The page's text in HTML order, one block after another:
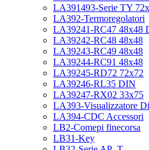
LA391493-Serie TY
LA392-Termoregolatori
LA39241-RC47 48x48
LA39242-RC48 48x48
LA39243-RC49 48x48
LA39244-RC91 48x48
LA39245-RD72 72x72
LA39246-RL35 DIN
LA39247-RX02 33x75
LA393-Visualizzatore
LA394-CDC Accessori
LB2-Comepi finecorsa
LB31-Key